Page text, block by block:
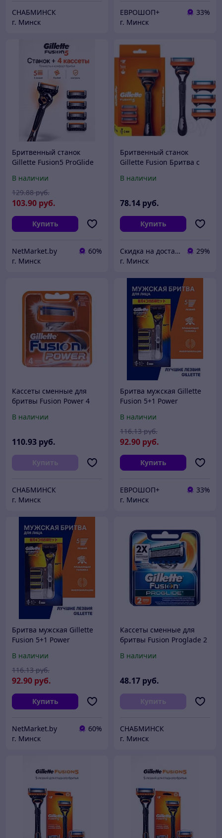
СНАБМИНСК
г. Минск
ЕВРОШОП+
33%
г. Минск
Бритвенный станок
Gillette Fusion5 ProGlide
станок + 4 сменные
кассеты)
В наличии
103.90 руб.
129.88 руб.
Купить
NetMarket.by
60%
г. Минск
Бритвенный станок
Gillette Fusion Бритва с
кассеты для бритья
В наличии
78.14 руб.
Купить
Скидка на доставку 21 векбай
29%
г. Минск
Кассеты сменные для
бритвы Fusion Power 4
В наличии
110.93 руб.
Купить
СНАБМИНСК
г. Минск
Бритва мужская Gillette
Fusion 5+1 Power
В наличии
92.90 руб.
116.13 руб.
Купить
ЕВРОШОП+
33%
г. Минск
Бритва мужская Gillette
Fusion 5+1 Power
В наличии
92.90 руб.
116.13 руб.
Купить
NetMarket.by
60%
г. Минск
Кассеты сменные для
бритвы Fusion Proglade 2
В наличии
48.17 руб.
Купить
СНАБМИНСК
г. Минск